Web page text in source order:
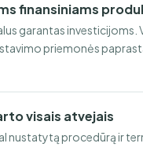
finansiniams
garantas investicijoms.
priemonės
visais atvejais
nustatytą procedūrą ir